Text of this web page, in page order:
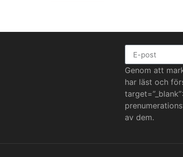
Genom att
har läst och
av dem.